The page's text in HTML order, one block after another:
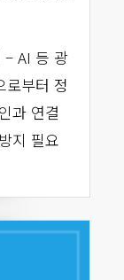
– AI 등 광
로부터 정
과 연결
지 필요